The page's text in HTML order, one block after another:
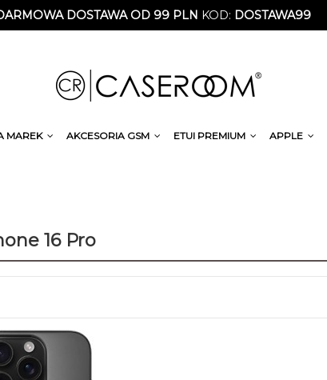
DOSTAWA OD 99 PLN KOD: DOSTAWA99
MAREK AKCESORIA GSM ETUI PREMIUM APPLE
16 Pro